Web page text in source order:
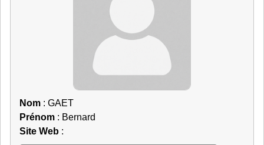
Nom : GAET
Prénom : Bernard
Site Web :